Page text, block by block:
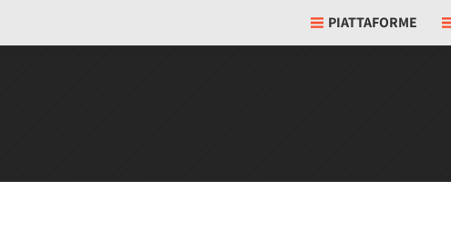
PIATTAFORME